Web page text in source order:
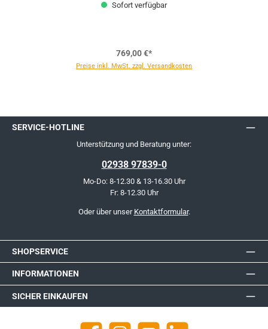
Sofort verfügbar
769,00 €*
Preise inkl. MwSt. zzgl. Versandkosten
SERVICE-HOTLINE
Unterstützung und Beratung unter:
02938 97839-0
Mo-Do: 8-12.30 & 13-16.30 Uhr
Fr: 8-12.30 Uhr
Oder über unser Kontaktformular.
SHOPSERVICE
INFORMATIONEN
SICHER EINKAUFEN